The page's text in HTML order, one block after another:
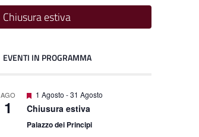
Chiusura estiva
EVENTI IN PROGRAMMA
AGO
1
Segnalati
1 Agosto -31 Agosto
Chiusura estiva
Palazzo dei Principi